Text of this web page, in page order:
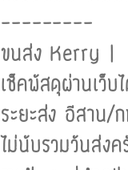
---------
ขนส่ง Kerry |
เช็คพัสดุผ่านเว็
ระยะส่ง อีสาน
ไม่นับรวมวันส่ง